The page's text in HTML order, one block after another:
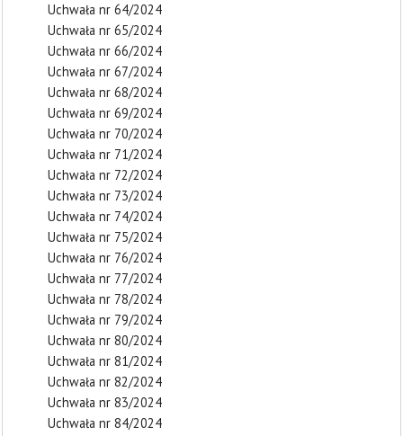
Uchwała nr 64/2024
Uchwała nr 65/2024
Uchwała nr 66/2024
Uchwała nr 67/2024
Uchwała nr 68/2024
Uchwała nr 69/2024
Uchwała nr 70/2024
Uchwała nr 71/2024
Uchwała nr 72/2024
Uchwała nr 73/2024
Uchwała nr 74/2024
Uchwała nr 75/2024
Uchwała nr 76/2024
Uchwała nr 77/2024
Uchwała nr 78/2024
Uchwała nr 79/2024
Uchwała nr 80/2024
Uchwała nr 81/2024
Uchwała nr 82/2024
Uchwała nr 83/2024
Uchwała nr 84/2024